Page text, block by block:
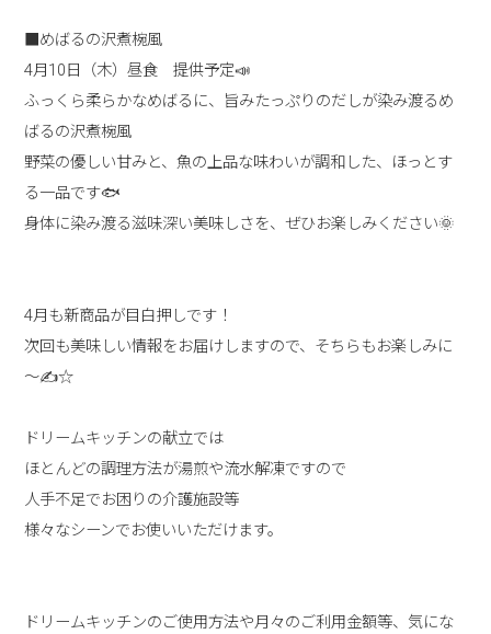
■めばるの沢煮椀風
4月10日（木）昼食 提供予定📣
ふっくら柔らかなめばるに、旨みたっぷりのだしが染み渡るめ
ばるの沢煮椀風
野菜の優しい甘みと、魚の上品な味わいが調和した、ほっとす
る一品です🐟
身体に染み渡る滋味深い美味しさを、ぜひお楽しみください🌞
4月も新商品が目白押しです！
次回も美味しい情報をお届けしますので、そちらもお楽しみに
～✍☆
ドリームキッチンの献立では
ほとんどの調理方法が湯煎や流水解凍ですので
人手不足でお困りの介護施設等
様々なシーンでお使いいただけます。
ドリームキッチンのご使用方法や月々のご利用金額等、気にな